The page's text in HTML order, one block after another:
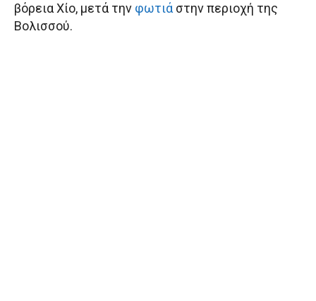
βόρεια Χίο, μετά την φωτιάστην περιοχή της
Βολισσού.